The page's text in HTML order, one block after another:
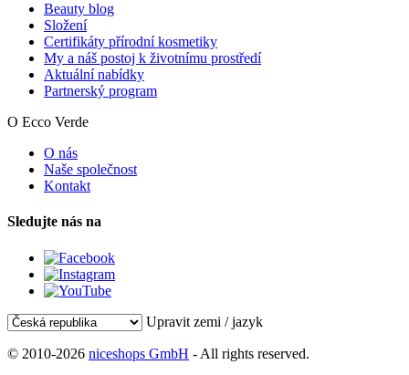
Beauty blog
Složení
Certifikáty přírodní kosmetiky
My a náš postoj k životnímu prostředí
Aktuální nabídky
Partnerský program
O Ecco Verde
O nás
Naše společnost
Kontakt
Sledujte nás na
Upravit zemi / jazyk
© 2010-2026 niceshops GmbH - All rights reserved.